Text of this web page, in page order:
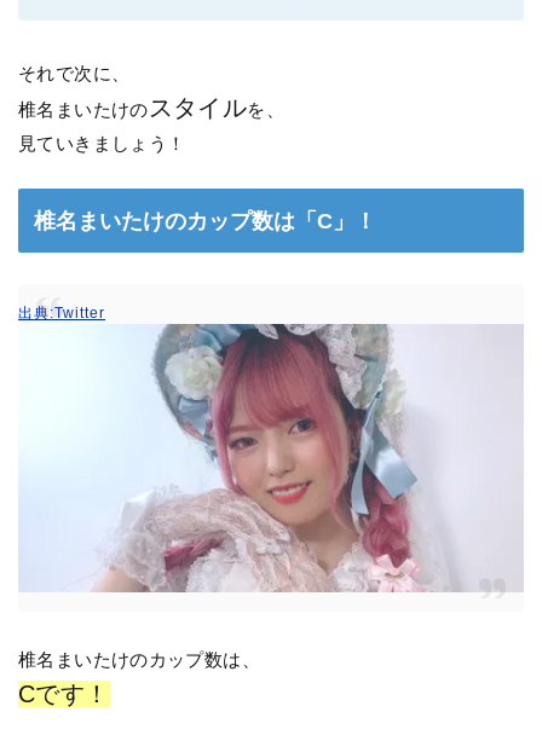
それで次に、
椎名まいたけの スタイルを、
見ていきましょう！
椎名まいたけのカップ数は「C」！
出典:Twitter
椎名まいたけのカップ数は、
Cです！